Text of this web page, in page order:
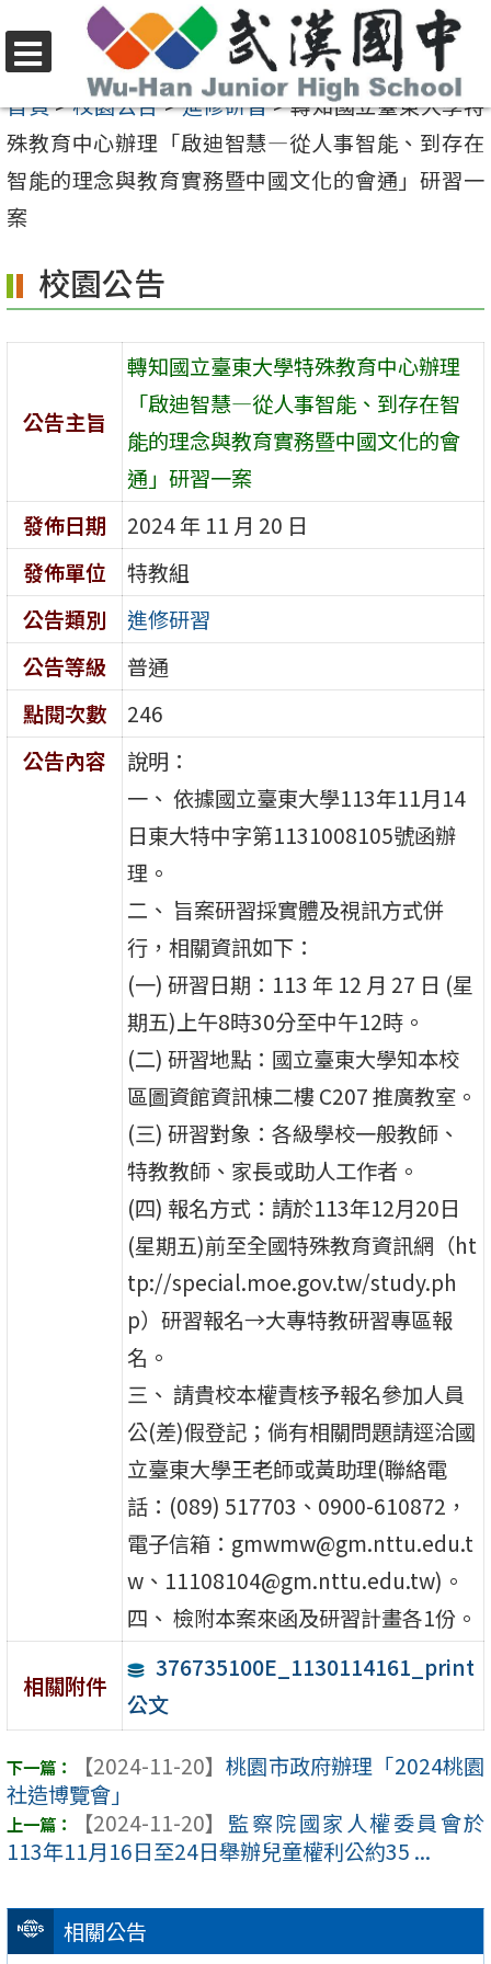
至
要
內
容
選
單
首頁>校園公告>進修研習>轉知國立臺東大學特
殊教育中心辦理「啟迪智慧—從人事智能、到存在
智能的理念與教育實務暨中國文化的會通」研習一
案
相關公告
校園公告
公告主旨
轉知國立臺東大學特殊教育中心辦理
「啟迪智慧—從人事智能、到存在智
能的理念與教育實務暨中國文化的會
通」研習一案
發佈日期
2024 年 11 月 20 日
發佈單位
特教組
公告類別
進修研習
公告等級
普通
點閱次數
246
公告內容
說明：
一、 依據國立臺東大學113年11月14
日東大特中字第1131008105號函辦
理。
二、 旨案研習採實體及視訊方式併
行，相關資訊如下：
(一) 研習日期：113 年 12 月 27 日 (星
期五)上午8時30分至中午12時。
(二) 研習地點：國立臺東大學知本校
區圖資館資訊棟二樓 C207 推廣教室。
(三) 研習對象：各級學校一般教師、
特教教師、家長或助人工作者。
(四) 報名方式：請於113年12月20日
(星期五)前至全國特殊教育資訊網（ht
tp://special.moe.gov.tw/study.ph
p）研習報名→大專特教研習專區報
名。
三、 請貴校本權責核予報名參加人員
公(差)假登記；倘有相關問題請逕洽國
立臺東大學王老師或黃助理(聯絡電
話：(089) 517703、0900-610872，
電子信箱：gmwmw@gm.nttu.edu.t
w、11108104@gm.nttu.edu.tw)。
四、 檢附本案來函及研習計畫各1份。
相關附件
376735100E_1130114161_print
公文
【2024-11-20】 桃園市政府辦理「2024桃園
社造博覽會」
【2024-11-20】 監察院國家人權委員會於
113年11月16日至24日舉辦兒童權利公約35 ...